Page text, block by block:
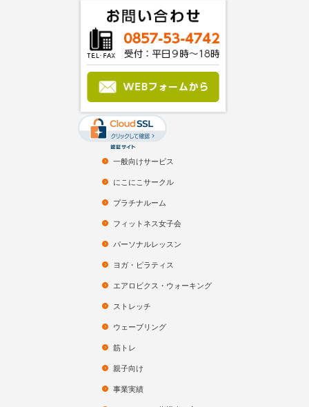
一般向けサービス
にこにこサークル
プラチナルーム
フィットネス女子会
パーソナルレッスン
ヨガ・ピラティス
エアロビクス・ウォーキング
ストレッチ
ウェーブリング
筋トレ
親子向け
事業実績